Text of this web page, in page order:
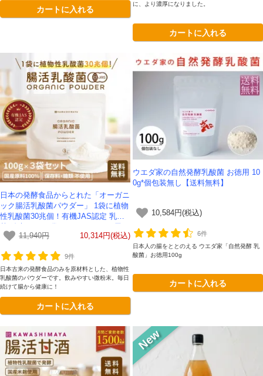
スッキリしない…」といった年齢とともに感じる
変化や、忙しい日々のなか、 「健康のために、
カートに入れる
に、より濃厚になりました。
カートに入れる
日本の発酵食品からとれた「オーガニ
ック腸活乳酸菌パウダー」 1袋に植物
性乳酸菌30兆個！有機JAS認定 乳酸
【送料無料】 *メール便での発送*
11,940円 10,314円(税込)
9件
日本古来の発酵食品のみを原材料とした、植物性
乳酸菌のパウダーです。飲みやすい微粉末。毎日
続けて腸から健康に！
カートに入れる
ウエダ家の自然発酵乳酸菌 お徳用 10
0g*個包装無し【送料無料】
10,584円(税込)
6件
日本人の腸をととのえる ウエダ家「自然発酵 乳
酸菌」お徳用100g
カートに入れる
新規会員様限定
今すぐ使える300 円OFFクーポンを
ご用意しました🎁
会員登録ありがとうございます！
＼ ご登録の感謝を込めて ／
新規会員様限定
300円OFF